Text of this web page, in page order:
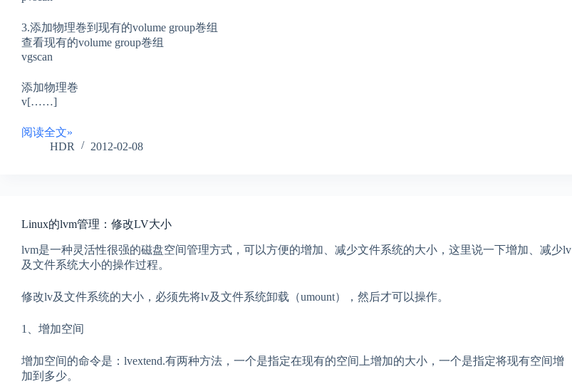
3.添加物理巻到现有的volume group巻组
查看现有的volume group巻组
vgscan
添加物理巻
v[……]
阅读全文»
HDR
2012-02-08
Linux的lvm管理：修改LV大小
lvm是一种灵活性很强的磁盘空间管理方式，可以方便的增加、减少文件系统的大小，这里说一下增加、减少lv
及文件系统大小的操作过程。
修改lv及文件系统的大小，必须先将lv及文件系统卸载（umount），然后才可以操作。
1、增加空间
增加空间的命令是：lvextend.有两种方法，一个是指定在现有的空间上增加的大小，一个是指定将现有空间增
加到多少。